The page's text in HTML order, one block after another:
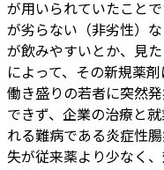
が用いられていたこと
が劣らない（非劣性）
が飲みやすいとか、見
によって、その新規薬
働き盛りの若者に突然
できず、企業の治療と
れる難病である炎症性
失が従来薬より少なく